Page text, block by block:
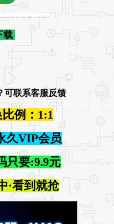
载
可联系客服反馈
例：1:1
久VIP会员
只要:9.9元
·看到就抢